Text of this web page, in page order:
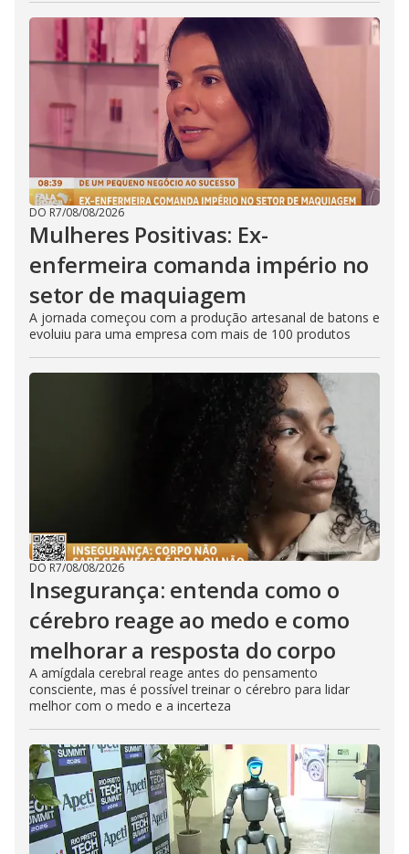
DO R7/08/08/2026
Mulheres Positivas: Ex-
enfermeira comanda império no
setor de maquiagem
A jornada começou com a produção artesanal de batons e
evoluiu para uma empresa com mais de 100 produtos
DO R7/08/08/2026
Insegurança: entenda como o
cérebro reage ao medo e como
melhorar a resposta do corpo
A amígdala cerebral reage antes do pensamento
consciente, mas é possível treinar o cérebro para lidar
melhor com o medo e a incerteza